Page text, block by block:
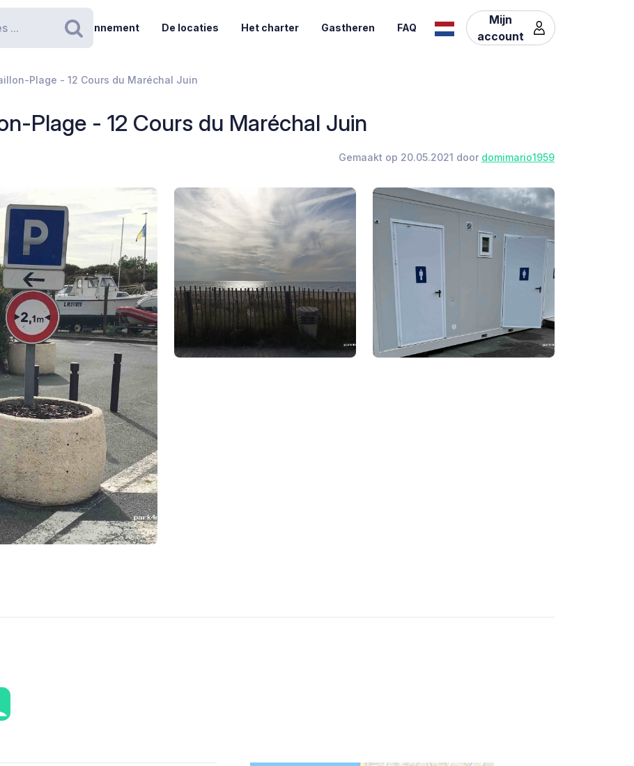
Zoeken
Abonnement De locaties Het charter Gastheren FAQ
Mijn
account
Plage - 12 Cours du Maréchal Juin
Plage - 12 Cours du Maréchal Juin
Gemaakt op 20.05.2021 door domimario1959